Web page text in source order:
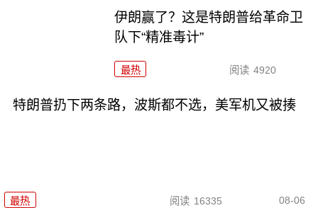
伊朗赢了？这是特朗普给革命卫
队下“精准毒计”
最热 阅读 4920
特朗普扔下两条路，波斯都不选，美军机又被揍
最热 阅读 16335 08-06